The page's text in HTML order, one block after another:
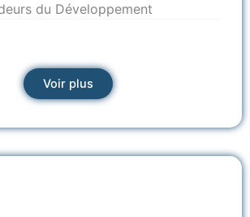
du Développement
Voir plus